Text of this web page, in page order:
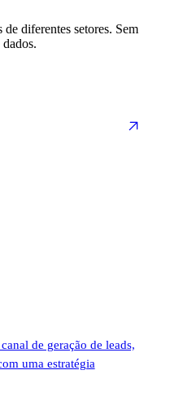
diferentes setores. Sem
de geração de leads,
uma estratégia